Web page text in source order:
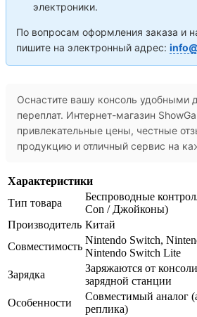
электроники.
По вопросам оформления заказа и
пишите на электронный адрес:
Оснастите вашу консоль удобными
переплат. Интернет-магазин
привлекательные цены, честные
продукцию и отличный сервис на
Характеристики
Тип товара
Беспроводные
Con / Джойконы)
Производитель Китай
Совместимость
Nintendo Switch,
Nintendo Switch Lite
Зарядка
Заряжаются от
зарядной станции
Особенности
Совместимый аналог
реплика)